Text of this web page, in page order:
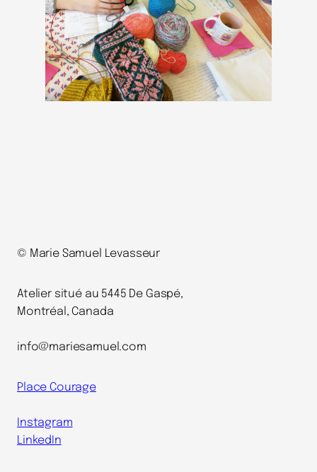
© Marie Samuel Levasseur
Atelier situé au 5445 De Gaspé,
Montréal, Canada
info@mariesamuel.com
Place Courage
Instagram
LinkedIn